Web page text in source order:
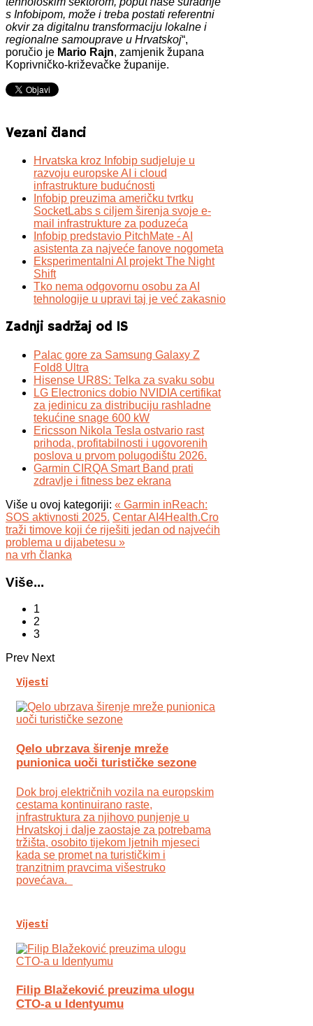
s Infobipom, može i treba postati referentni
okvir za digitalnu transformaciju lokalne i
regionalne samouprave u Hrvatskoj“,
poručio je Mario Rajn, zamjenik župana
Koprivničko-križevačke županije.
Vezani članci
Hrvatska kroz Infobip sudjeluje u
razvoju europske AI i cloud
infrastrukture budućnosti
Infobip preuzima američku tvrtku
SocketLabs s ciljem širenja svoje e-
mail infrastrukture za poduzeća
Infobip predstavio PitchMate - AI
asistenta za najveće fanove nogometa
Eksperimentalni AI projekt The Night
Shift
Tko nema odgovornu osobu za AI
tehnologije u upravi taj je već zakasnio
Zadnji sadržaj od IS
Palac gore za Samsung Galaxy Z
Fold8 Ultra
Hisense UR8S: Telka za svaku sobu
LG Electronics dobio NVIDIA certifikat
za jedinicu za distribuciju rashladne
tekućine snage 600 kW
Ericsson Nikola Tesla ostvario rast
prihoda, profitabilnosti i ugovorenih
poslova u prvom polugodištu 2026.
Garmin CIRQA Smart Band prati
zdravlje i fitness bez ekrana
Više u ovoj kategoriji: « Garmin inReach:
SOS aktivnosti 2025. Centar AI4Health.Cro
traži timove koji će riješiti jedan od najvećih
problema u dijabetesu »
na vrh članka
Više...
1
2
3
Prev Next
Vijesti
Qelo ubrzava širenje mreže
punionica uoči turističke sezone
Dok broj električnih vozila na europskim
cestama kontinuirano raste,
infrastruktura za njihovo punjenje u
Hrvatskoj i dalje zaostaje za potrebama
tržišta, osobito tijekom ljetnih mjeseci
kada se promet na turističkim i
tranzitnim pravcima višestruko
povećava.
Vijesti
Filip Blažeković preuzima ulogu
CTO-a u Identyumu